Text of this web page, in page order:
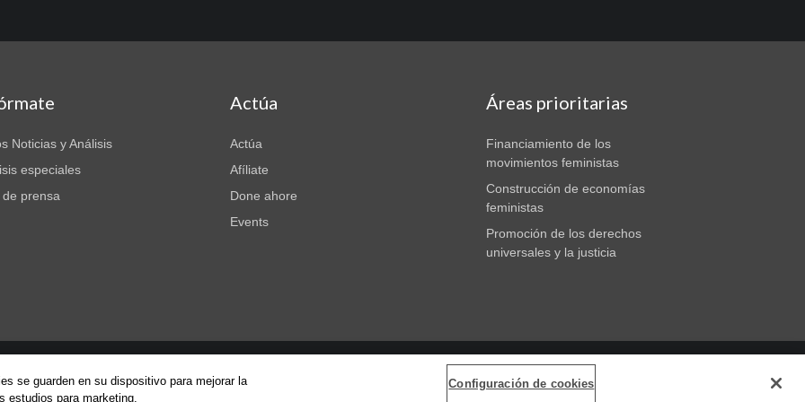
Noticias y Análisis
especiales
de prensa
Actúa
Actúa
Afíliate
Done ahore
Events
Áreas prioritarias
Financiamiento de los
movimientos feministas
Construcción de economías
feministas
Promoción de los derechos
universales y la justicia
|Privacy|Administrative Office
se guarden en su dispositivo para mejorar la
estudios para marketing.
Configuración de cookies